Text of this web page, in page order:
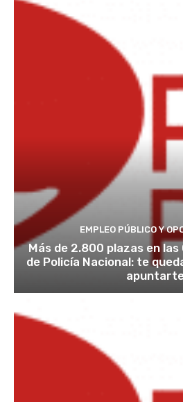
EMPLEO PÚBLICO Y
Más de 2.800 plazas en
de Policía Nacional: te